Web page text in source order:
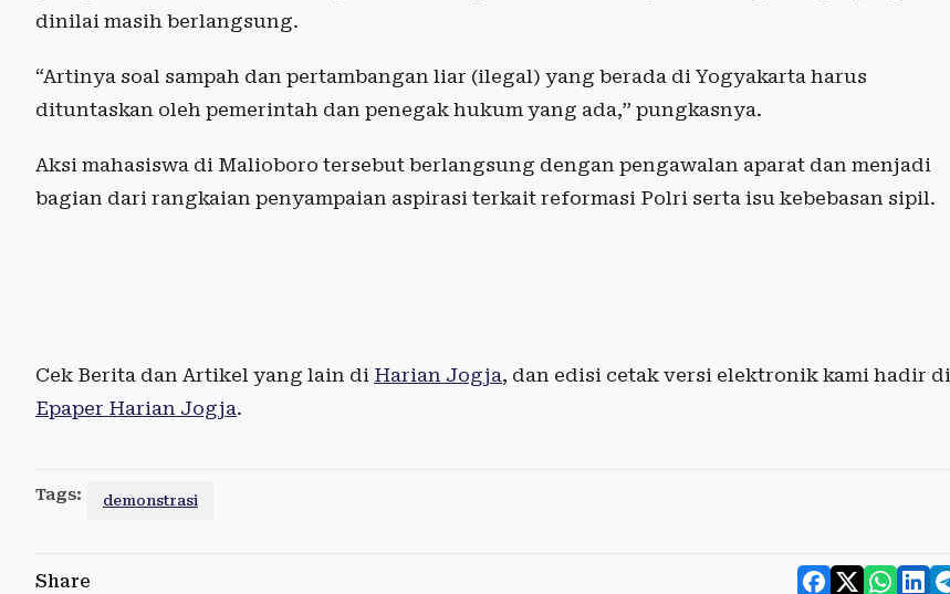
dinilai masih berlangsung.
“Artinya soal sampah dan pertambangan liar (ilegal) yang berada di Yogyakarta harus
dituntaskan oleh pemerintah dan penegak hukum yang ada,” pungkasnya.
Aksi mahasiswa di Malioboro tersebut berlangsung dengan pengawalan aparat dan menjadi
bagian dari rangkaian penyampaian aspirasi terkait reformasi Polri serta isu kebebasan sipil.
Cek Berita dan Artikel yang lain di Harian Jogja, dan edisi cetak versi elektronik kami hadir di
Epaper Harian Jogja.
Tags: demonstrasi
Share